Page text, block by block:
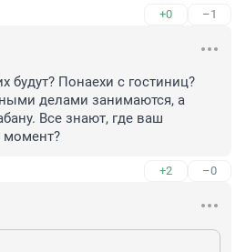
+0 –1
будут? Понаехи с гостиниц?
делами занимаются, а
Все знают, где ваш
момент?
+2 –0